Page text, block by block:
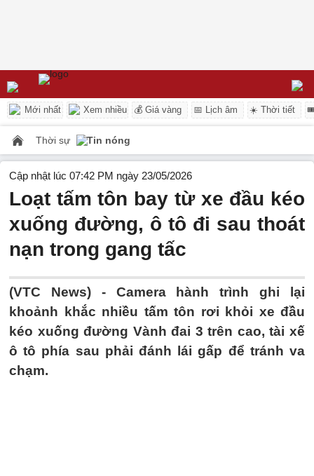
Mới nhất Xem nhiều 💰 Giá vàng 📅 Lịch âm ☀️ Thời tiết
Thời sự Tin nóng
Cập nhật lúc 07:42 PM ngày 23/05/2026
Loạt tấm tôn bay từ xe đầu kéo
xuống đường, ô tô đi sau thoát
nạn trong gang tấc
(VTC News) - Camera hành trình ghi lại
khoảnh khắc nhiều tấm tôn rơi khỏi xe đầu
kéo xuống đường Vành đai 3 trên cao, tài xế
ô tô phía sau phải đánh lái gấp để tránh va
chạm.